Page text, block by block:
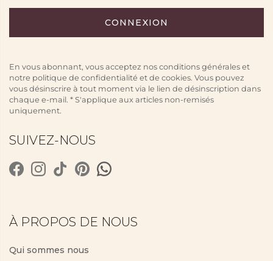
En vous abonnant, vous acceptez nos conditions générales et
notre politique de confidentialité et de cookies. Vous pouvez
vous désinscrire à tout moment via le lien de désinscription dans
chaque e-mail. * S'applique aux articles non-remisés
uniquement.
SUIVEZ-NOUS
À PROPOS DE NOUS
Qui sommes nous